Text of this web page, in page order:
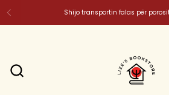
Shijo transportin falas për